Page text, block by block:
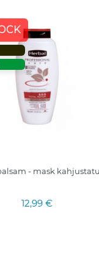
- mask
12,99 €